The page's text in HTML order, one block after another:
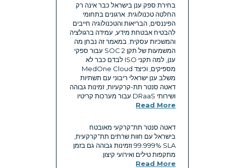
בחירת ספק ענן בישראל כבר אינה רק
החלטה טכנולוגית. ארגונים בתחומי
הפיננסים, הבריאות והטכנולוגיה חייבים
להבטיח אבטחת מידע, עמידה ברגולציה
והמשכיות עסקית. במאמר זה נבחן מה
המשמעות של תקן SOC 2 עבור ספקי
ענן, למה תקני ISO לבדם כבר לא
מספיקים, וכיצד MedOne Cloud
משלב ענן ישראלי ריבוני עם תשתיות
דאטה סנטר תת-קרקעיות, זמינות גבוהה
ושירותי DRaaS עבור מערכות קריטיו
Read More
דאטה סנטר תת־קרקעי מאובטח
בישראל עם חוות שרתים תת־קרקעית,
SLA ‏99.999% וזמינות גבוהה גם בזמן
מתקפות טילים ואירועי קיצון.
Read More